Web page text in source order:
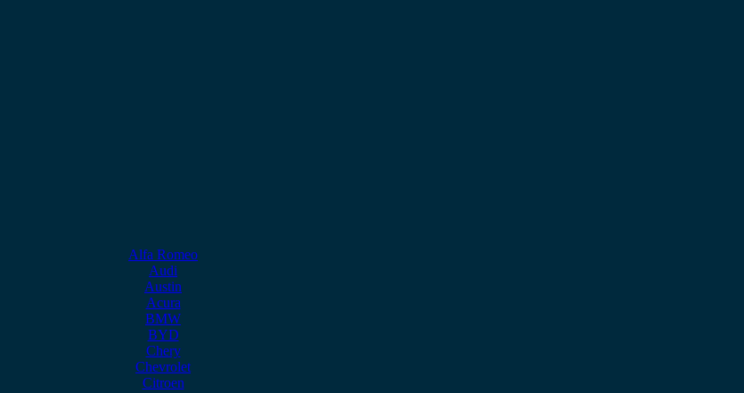
Alfa Romeo
Audi
Austin
Acura
BMW
BYD
Chery
Chevrolet
Citroen